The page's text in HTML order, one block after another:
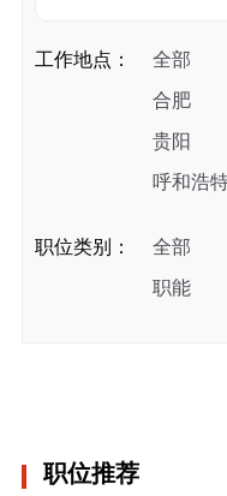
工作地点： 全部
合肥
贵阳
呼和浩
西宁
长春
职位类别： 全部
职能
职位推荐